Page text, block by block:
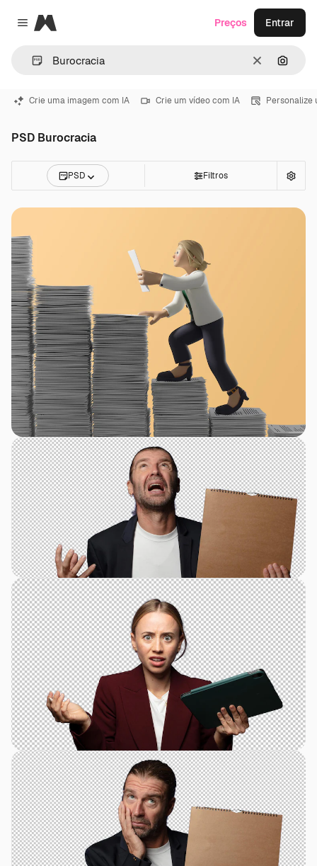
Close menu
Magnific
Limpar
Preços Entrar
Crie uma imagem com IA Crie um vídeo com IA Personalize
PSD Burocracia
PSD Filtros